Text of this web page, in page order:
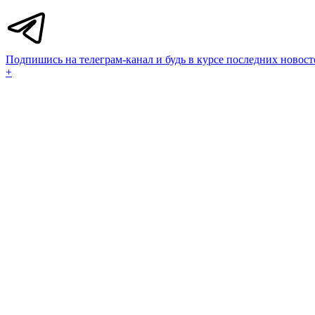
Подпишись на телеграм-канал и будь в курсе последних
+